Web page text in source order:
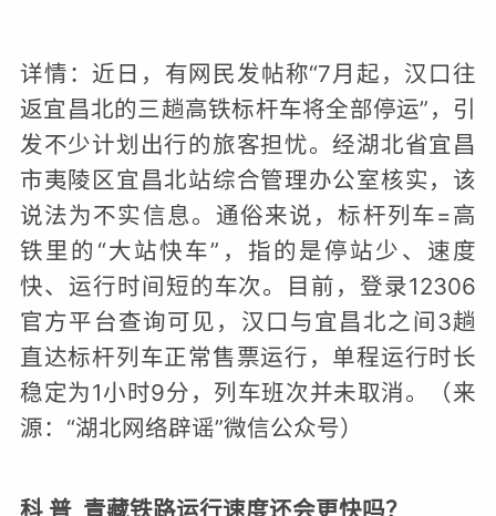
详情：近日，有网民发帖称“7月起，汉口往
返宜昌北的三趟高铁标杆车将全部停运”，引
发不少计划出行的旅客担忧。经湖北省宜昌
市夷陵区宜昌北站综合管理办公室核实，该
说法为不实信息。通俗来说，标杆列车=高
铁里的“大站快车”，指的是停站少、速度
快、运行时间短的车次。目前，登录12306
官方平台查询可见，汉口与宜昌北之间3趟
直达标杆列车正常售票运行，单程运行时长
稳定为1小时9分，列车班次并未取消。（来
源：“湖北网络辟谣”微信公众号）
科 普 青藏铁路运行速度还会更快吗？